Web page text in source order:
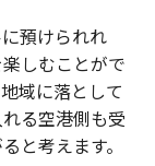
預けられれ
しむことがで
域に落として
る空港側も受
と考えます。